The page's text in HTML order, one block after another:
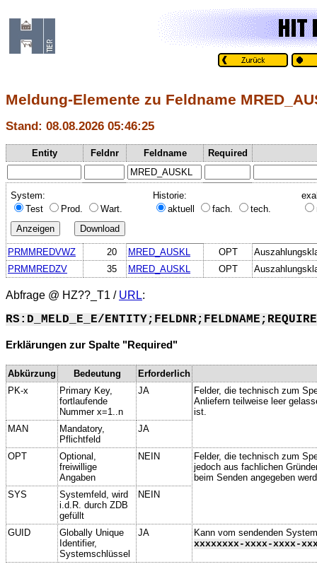
Meldung-Elemente zu Feldname
Stand: 08.08.2026 05:46:25
Entity Feldnr Feldname Required
System:
Test
Prod. Wart.
Historie:
aktuell
fach. tech.
PRMMREDVWZ 20 MRED_AUSKL OPT
PRMMREDZV
35 MRED_AUSKL OPT
Abfrage @ HZ??_T1 / URL:
RS:D_MELD_E_E/
Erklärungen zur Spalte "Required"
Abkürzung Bedeutung
Erforderlich
PK-x
Primary Key,
fortlaufende
Nummer x=1..n
JA
Felder, die technisch zum
Anliefern teilweise leer
ist.
MAN
Mandatory,
Pflichtfeld
JA
OPT
Optional,
freiwillige
Angaben
NEIN
Felder, die technisch zum
jedoch aus fachlichen
beim Senden angegeben
SYS
Systemfeld, wird
i.d.R. durch ZDB
gefüllt
NEIN
GUID
Globally Unique
Identifier,
Systemschlüssel
JA
Kann vom sendenden
xxxxxxxx-xxxx-xxxx-